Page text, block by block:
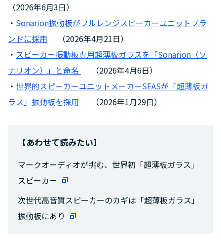
（2026年6月3日）
・ Sonarion振動板がフルレンジスピーカーユニットブラ
ンドに採用
（2026年4月21日）
・ スピーカー振動板専用超薄板ガラスを「Sonarion（ソ
ナリオン）」と命名
（2026年4月6日）
・ 世界的スピーカーユニットメーカーSEASが「超薄板ガ
ラス」振動板を採用
（2026年1月29日）
【あわせて読みたい】
マークオーディオが挑む、世界初「超薄板ガラス」
スピーカー
次世代高音質スピーカーのカギは「超薄板ガラス」
振動板にあり